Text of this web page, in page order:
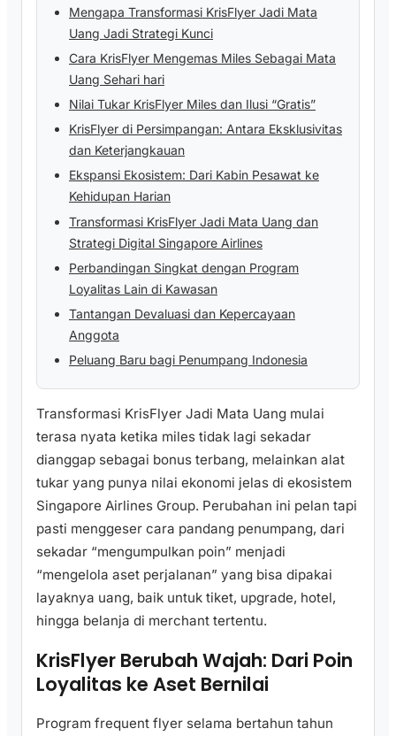
Mengapa Transformasi KrisFlyer Jadi Mata
Uang Jadi Strategi Kunci
Cara KrisFlyer Mengemas Miles Sebagai Mata
Uang Sehari hari
Nilai Tukar KrisFlyer Miles dan Ilusi “Gratis”
KrisFlyer di Persimpangan: Antara Eksklusivitas
dan Keterjangkauan
Ekspansi Ekosistem: Dari Kabin Pesawat ke
Kehidupan Harian
Transformasi KrisFlyer Jadi Mata Uang dan
Strategi Digital Singapore Airlines
Perbandingan Singkat dengan Program
Loyalitas Lain di Kawasan
Tantangan Devaluasi dan Kepercayaan
Anggota
Peluang Baru bagi Penumpang Indonesia
Transformasi KrisFlyer Jadi Mata Uang mulai
terasa nyata ketika miles tidak lagi sekadar
dianggap sebagai bonus terbang, melainkan alat
tukar yang punya nilai ekonomi jelas di ekosistem
Singapore Airlines Group. Perubahan ini pelan tapi
pasti menggeser cara pandang penumpang, dari
sekadar “mengumpulkan poin” menjadi
“mengelola aset perjalanan” yang bisa dipakai
layaknya uang, baik untuk tiket, upgrade, hotel,
hingga belanja di merchant tertentu.
KrisFlyer Berubah Wajah: Dari Poin
Loyalitas ke Aset Bernilai
Program frequent flyer selama bertahun tahun